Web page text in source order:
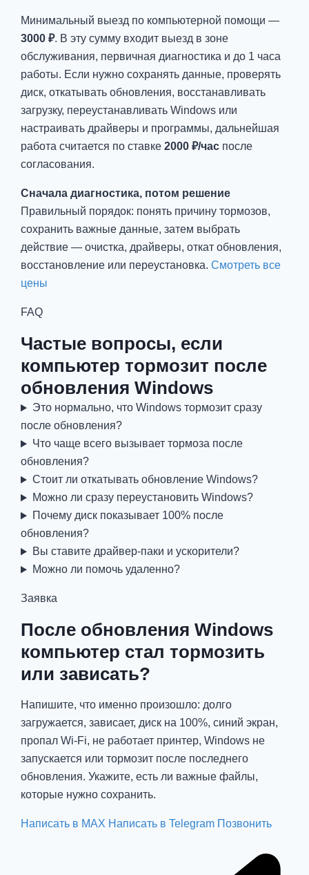
Минимальный выезд по компьютерной помощи —
3000 ₽. В эту сумму входит выезд в зоне
обслуживания, первичная диагностика и до 1 часа
работы. Если нужно сохранять данные, проверять
диск, откатывать обновления, восстанавливать
загрузку, переустанавливать Windows или
настраивать драйверы и программы, дальнейшая
работа считается по ставке 2000 ₽/час после
согласования.
Сначала диагностика, потом решение
Правильный порядок: понять причину тормозов,
сохранить важные данные, затем выбрать
действие — очистка, драйверы, откат обновления,
восстановление или переустановка. Смотреть все
цены
FAQ
Частые вопросы, если
компьютер тормозит после
обновления Windows
Это нормально, что Windows тормозит сразу
после обновления?
Что чаще всего вызывает тормоза после
обновления?
Стоит ли откатывать обновление Windows?
Можно ли сразу переустановить Windows?
Почему диск показывает 100% после
обновления?
Вы ставите драйвер-паки и ускорители?
Можно ли помочь удаленно?
Заявка
После обновления Windows
компьютер стал тормозить
или зависать?
Напишите, что именно произошло: долго
загружается, зависает, диск на 100%, синий экран,
пропал Wi-Fi, не работает принтер, Windows не
запускается или тормозит после последнего
обновления. Укажите, есть ли важные файлы,
которые нужно сохранить.
Написать в MAX Написать в Telegram Позвонить